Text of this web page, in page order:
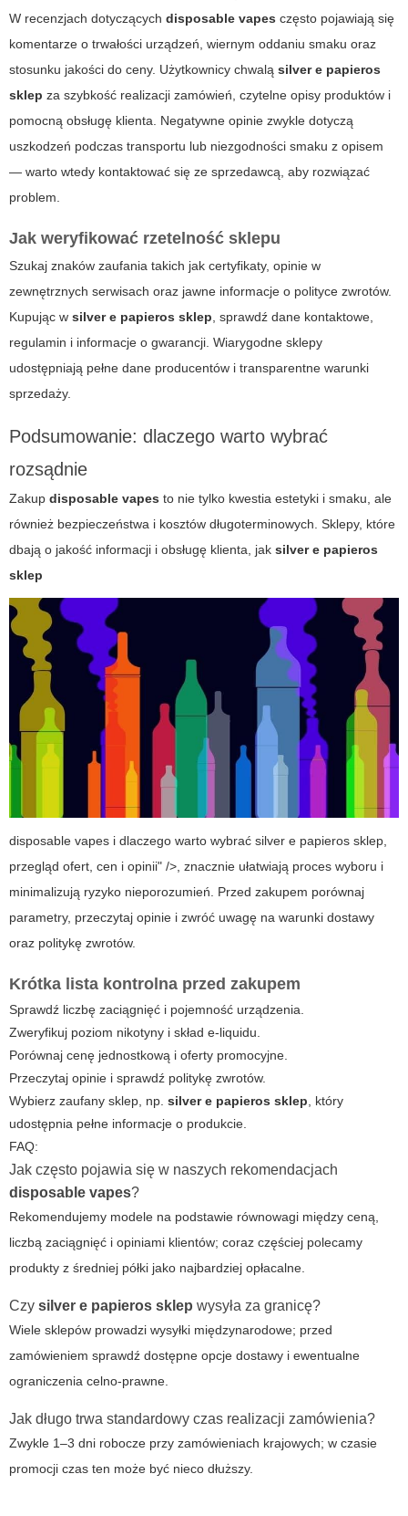
W recenzjach dotyczących disposable vapes często pojawiają się
komentarze o trwałości urządzeń, wiernym oddaniu smaku oraz
stosunku jakości do ceny. Użytkownicy chwalą silver e papieros
sklep za szybkość realizacji zamówień, czytelne opisy produktów i
pomocną obsługę klienta. Negatywne opinie zwykle dotyczą
uszkodzeń podczas transportu lub niezgodności smaku z opisem
— warto wtedy kontaktować się ze sprzedawcą, aby rozwiązać
problem.
Jak weryfikować rzetelność sklepu
Szukaj znaków zaufania takich jak certyfikaty, opinie w
zewnętrznych serwisach oraz jawne informacje o polityce zwrotów.
Kupując w silver e papieros sklep , sprawdź dane kontaktowe,
regulamin i informacje o gwarancji. Wiarygodne sklepy
udostępniają pełne dane producentów i transparentne warunki
sprzedaży.
Podsumowanie: dlaczego warto wybrać
rozsądnie
Zakup disposable vapes to nie tylko kwestia estetyki i smaku, ale
również bezpieczeństwa i kosztów długoterminowych. Sklepy, które
dbają o jakość informacji i obsługę klienta, jak silver e papieros
sklep
disposable vapes i dlaczego warto wybrać silver e papieros sklep,
przegląd ofert, cen i opinii" />, znacznie ułatwiają proces wyboru i
minimalizują ryzyko nieporozumień. Przed zakupem porównaj
parametry, przeczytaj opinie i zwróć uwagę na warunki dostawy
oraz politykę zwrotów.
Krótka lista kontrolna przed zakupem
Sprawdź liczbę zaciągnięć i pojemność urządzenia.
Zweryfikuj poziom nikotyny i skład e-liquidu.
Porównaj cenę jednostkową i oferty promocyjne.
Przeczytaj opinie i sprawdź politykę zwrotów.
Wybierz zaufany sklep, np. silver e papieros sklep , który
udostępnia pełne informacje o produkcie.
FAQ:
Jak często pojawia się w naszych rekomendacjach
disposable vapes?
Rekomendujemy modele na podstawie równowagi między ceną,
liczbą zaciągnięć i opiniami klientów; coraz częściej polecamy
produkty z średniej półki jako najbardziej opłacalne.
Czy silver e papieros sklep wysyła za granicę?
Wiele sklepów prowadzi wysyłki międzynarodowe; przed
zamówieniem sprawdź dostępne opcje dostawy i ewentualne
ograniczenia celno-prawne.
Jak długo trwa standardowy czas realizacji zamówienia?
Zwykle 1–3 dni robocze przy zamówieniach krajowych; w czasie
promocji czas ten może być nieco dłuższy.